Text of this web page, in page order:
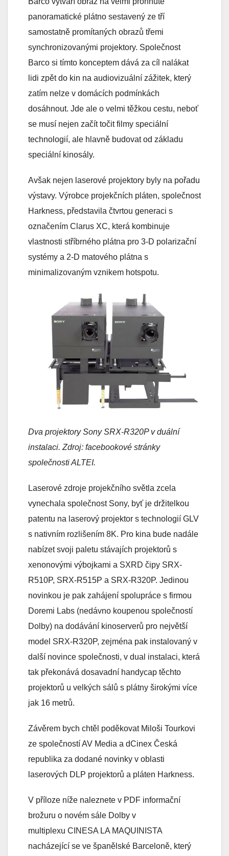
panoramatické plátno sestavený ze tří
samostatně promítaných obrazů třemi
synchronizovanými projektory. Společnost
Barco si tímto konceptem dává za cíl nalákat
lidi zpět do kin na audiovizuální zážitek, který
zatím nelze v domácích podmínkách
dosáhnout. Jde ale o velmi těžkou cestu, neboť
se musí nejen začít točit filmy speciální
technologií, ale hlavně budovat od základu
speciální kinosály.
Avšak nejen laserové projektory byly na pořadu
výstavy. Výrobce projekčních pláten, společnost
Harkness, představila čtvrtou generaci s
označením Clarus XC, která kombinuje
vlastnosti stříbrného plátna pro 3-D polarizační
systémy a 2-D matového plátna s
minimalizovaným vznikem hotspotu.
Dva projektory Sony SRX-R320P v duální
instalaci. Zdroj: facebookové stránky
společnosti ALTEI.
Laserové zdroje projekčního světla zcela
vynechala společnost Sony, byť je držitelkou
patentu na laserový projektor s technologií GLV
s nativním rozlišením 8K. Pro kina bude nadále
nabízet svoji paletu stávajích projektorů s
xenonovými výbojkami a SXRD čipy SRX-
R510P, SRX-R515P a SRX-R320P. Jedinou
novinkou je pak zahájení spolupráce s firmou
Doremi Labs (nedávno koupenou společností
Dolby) na dodávání kinoserverů pro největší
model SRX-R320P, zejména pak instalovaný v
další novince společnosti, v dual instalaci, která
tak překonává dosavadní handycap těchto
projektorů u velkých sálů s plátny širokými více
jak 16 metrů.
Závěrem bych chtěl poděkovat Miloši Tourkovi
ze společností AV Media a dCinex Česká
republika za dodané novinky v oblasti
laserových DLP projektorů a pláten Harkness.
V příloze níže naleznete v PDF informační
brožuru o novém sále Dolby v
multiplexu CINESA LA MAQUINISTA
nacházející se ve španělské Barceloně, který